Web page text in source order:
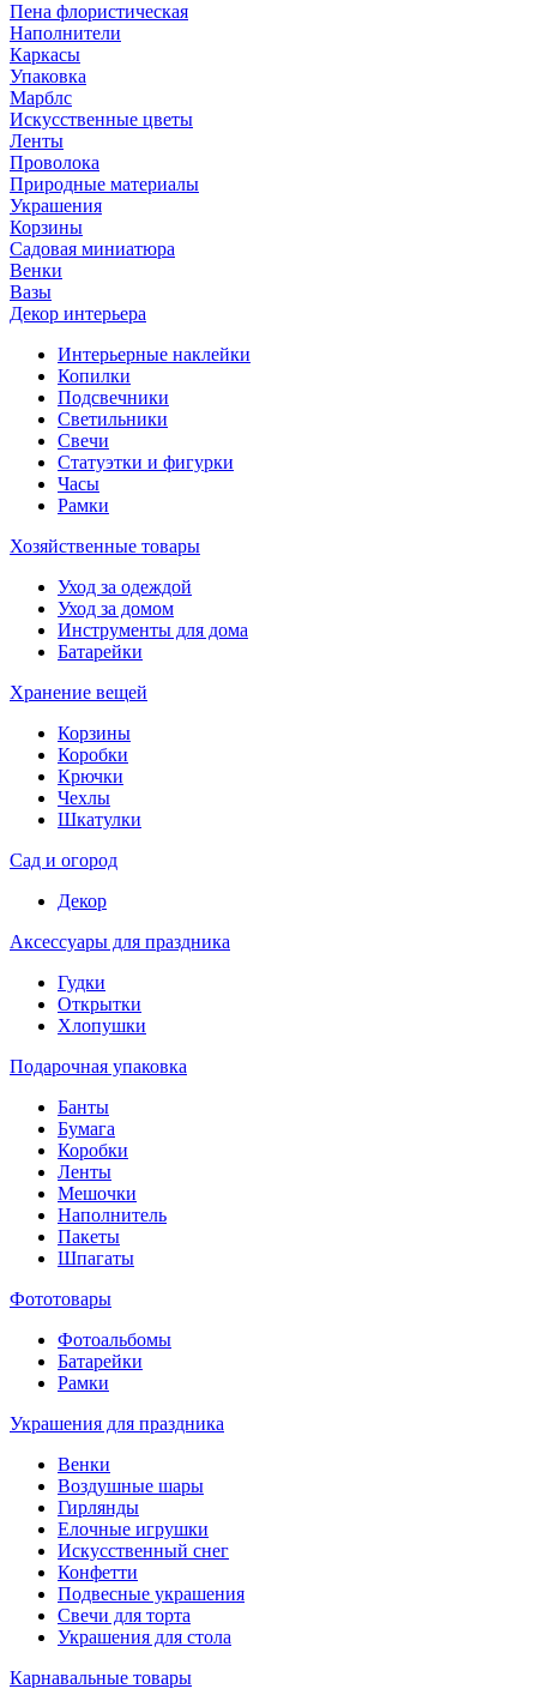
Пена флористическая
Наполнители
Каркасы
Упаковка
Марблс
Искусственные цветы
Ленты
Проволока
Природные материалы
Украшения
Корзины
Садовая миниатюра
Венки
Вазы
Декор интерьера
Интерьерные наклейки
Копилки
Подсвечники
Светильники
Свечи
Статуэтки и фигурки
Часы
Рамки
Хозяйственные товары
Уход за одеждой
Уход за домом
Инструменты для дома
Батарейки
Хранение вещей
Корзины
Коробки
Крючки
Чехлы
Шкатулки
Сад и огород
Декор
Аксессуары для праздника
Гудки
Открытки
Хлопушки
Подарочная упаковка
Банты
Бумага
Коробки
Ленты
Мешочки
Наполнитель
Пакеты
Шпагаты
Фототовары
Фотоальбомы
Батарейки
Рамки
Украшения для праздника
Венки
Воздушные шары
Гирлянды
Елочные игрушки
Искусственный снег
Конфетти
Подвесные украшения
Свечи для торта
Украшения для стола
Карнавальные товары